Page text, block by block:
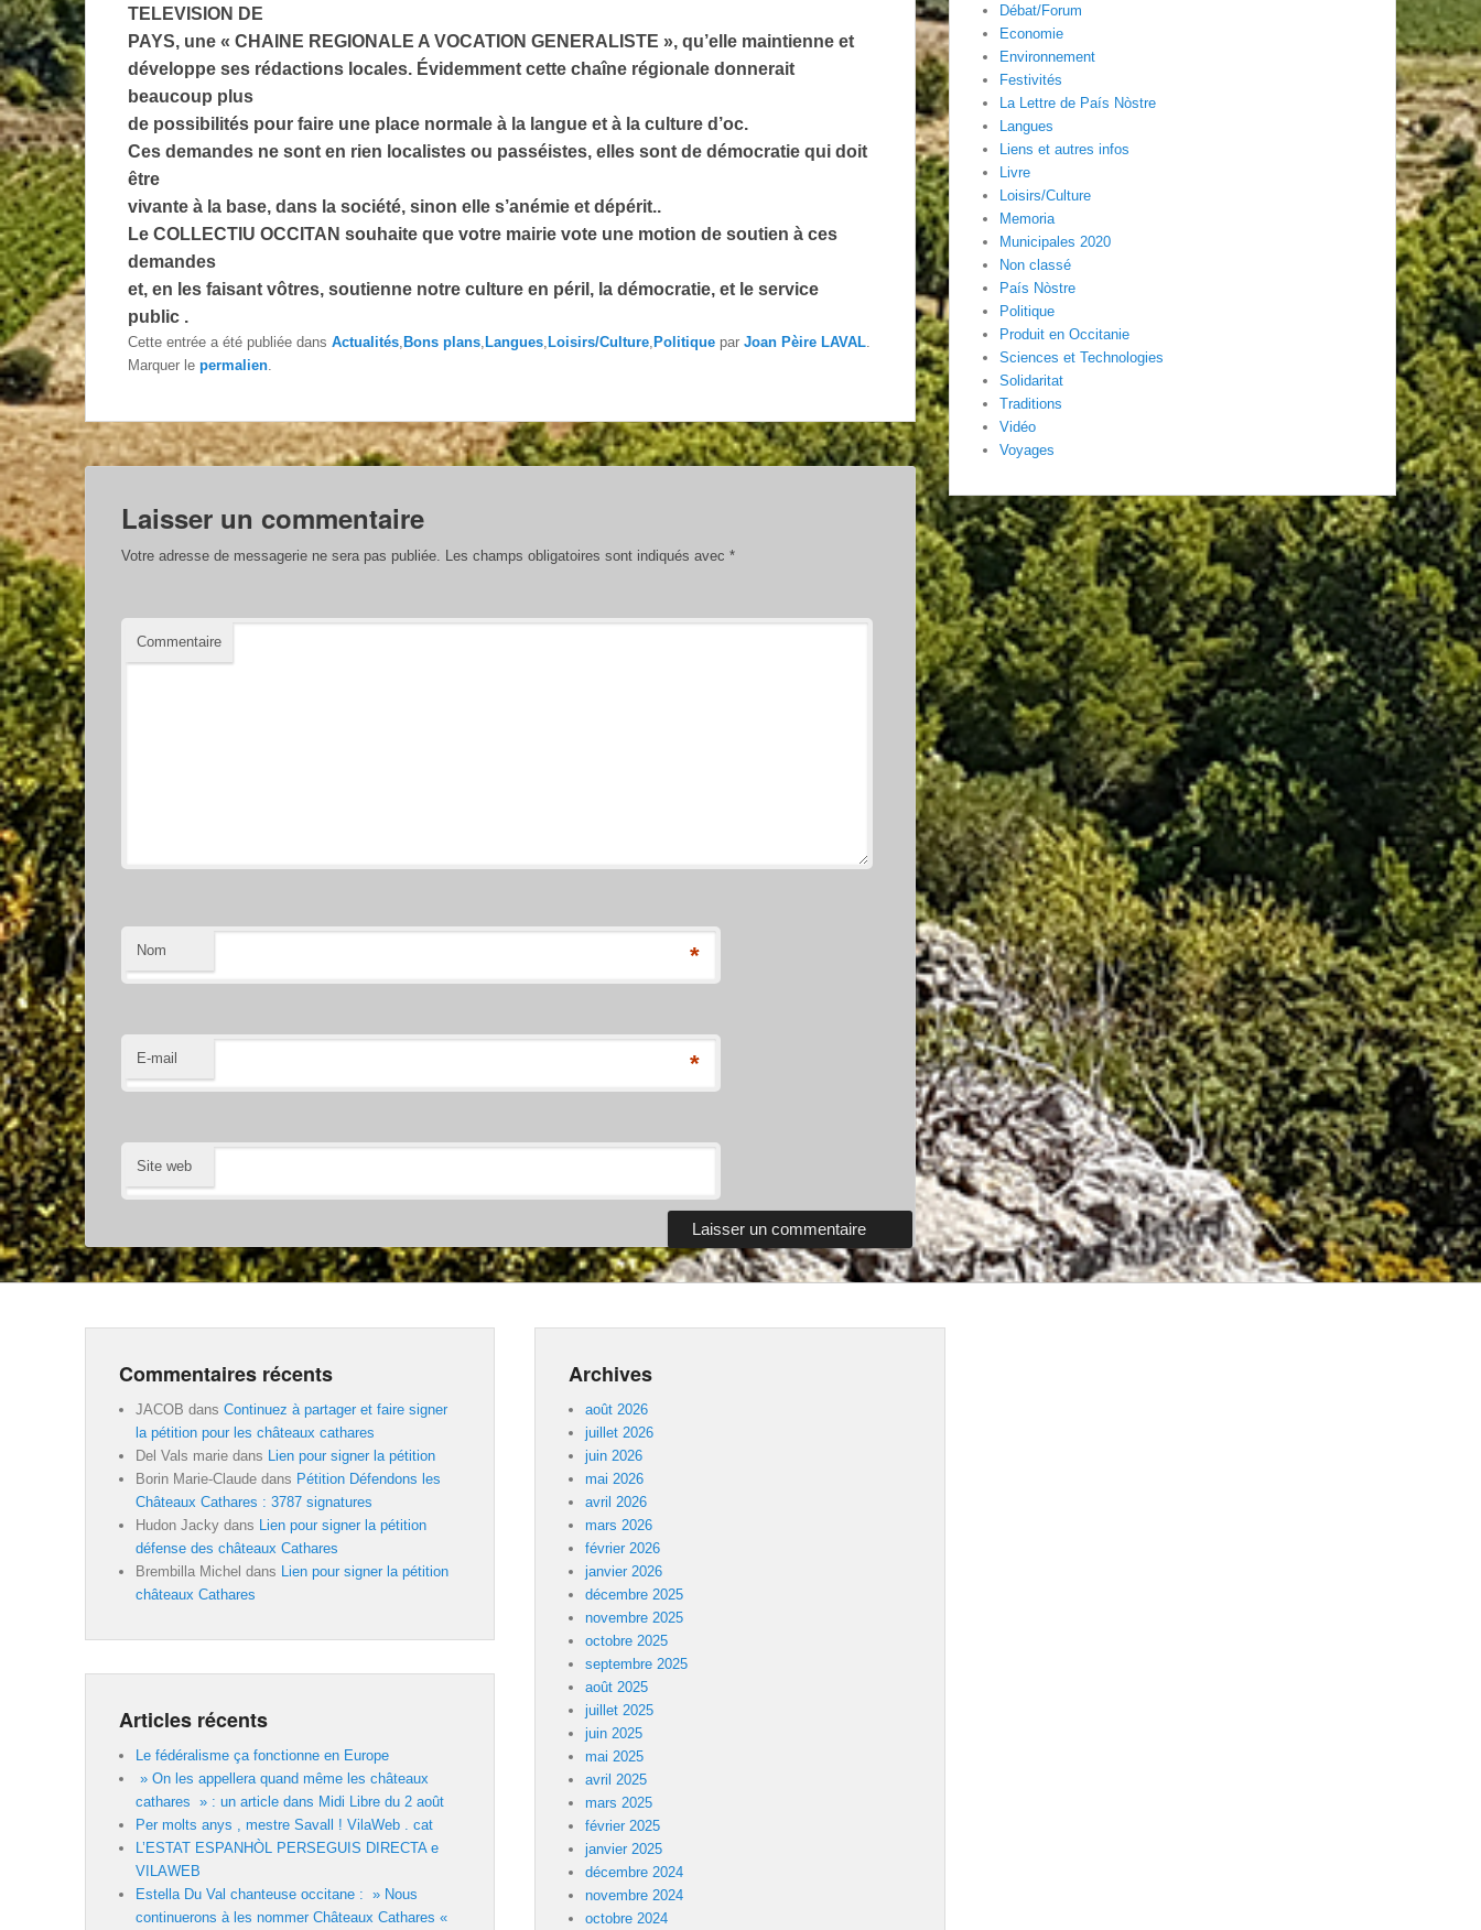
TELEVISION DE
PAYS, une « CHAINE REGIONALE A VOCATION GENERALISTE », qu’elle maintienne et
développe ses rédactions locales. Évidemment cette chaîne régionale donnerait
beaucoup plus
de possibilités pour faire une place normale à la langue et à la culture d’oc.
Ces demandes ne sont en rien localistes ou passéistes, elles sont de démocratie qui doit
être
vivante à la base, dans la société, sinon elle s’anémie et dépérit..
Le COLLECTIU OCCITAN souhaite que votre mairie vote une motion de soutien à ces
demandes
et, en les faisant vôtres, soutienne notre culture en péril, la démocratie, et le service
public .
Cette entrée a été publiée dans Actualités Bons plans Langues Loisirs/Culture Politique par Joan Pèire LAVAL
Marquer le permalien
Laisser un commentaire
Votre adresse de messagerie ne sera pas publiée. Les champs obligatoires sont indiqués avec *
Commentaire
Nom *
E-mail *
Site web
Débat/Forum
Economie
Environnement
Festivités
La Lettre de País Nòstre
Langues
Liens et autres infos
Livre
Loisirs/Culture
Memoria
Municipales 2020
Non classé
País Nòstre
Politique
Produit en Occitanie
Sciences et Technologies
Solidaritat
Traditions
Vidéo
Voyages
Commentaires récents
JACOB dans Continuez à partager et faire signer
la pétition pour les châteaux cathares
Del Vals marie dans Lien pour signer la pétition
Borin Marie-Claude dans Pétition Défendons les
Châteaux Cathares : 3787 signatures
Hudon Jacky dans Lien pour signer la pétition
défense des châteaux Cathares
Brembilla Michel dans Lien pour signer la pétition
châteaux Cathares
Articles récents
Le fédéralisme ça fonctionne en Europe
» On les appellera quand même les châteaux
cathares » : un article dans Midi Libre du 2 août
Per molts anys , mestre Savall ! VilaWeb . cat
L’ESTAT ESPANHÒL PERSEGUIS DIRECTA e
VILAWEB
Estella Du Val chanteuse occitane : » Nous
continuerons à les nommer Châteaux Cathares «
Archives
août 2026
juillet 2026
juin 2026
mai 2026
avril 2026
mars 2026
février 2026
janvier 2026
décembre 2025
novembre 2025
octobre 2025
septembre 2025
août 2025
juillet 2025
juin 2025
mai 2025
avril 2025
mars 2025
février 2025
janvier 2025
décembre 2024
novembre 2024
octobre 2024